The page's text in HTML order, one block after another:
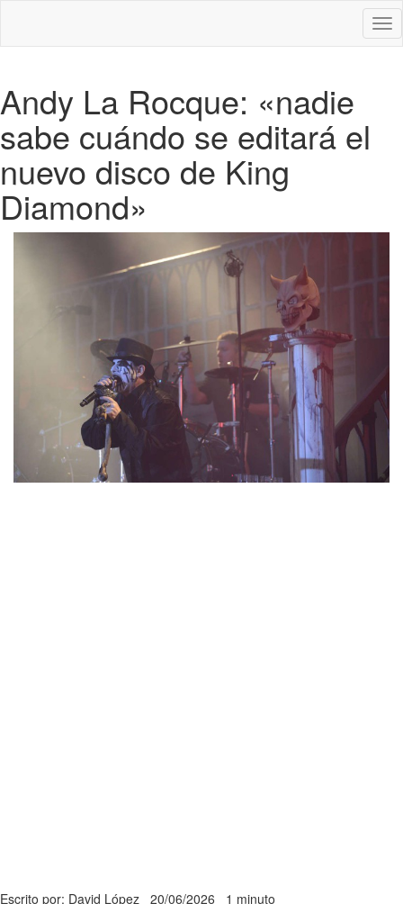
Andy La Rocque: «nadie
sabe cuándo se editará el
nuevo disco de King
Diamond»
Escrito por: David López 20/06/2026 1 minuto